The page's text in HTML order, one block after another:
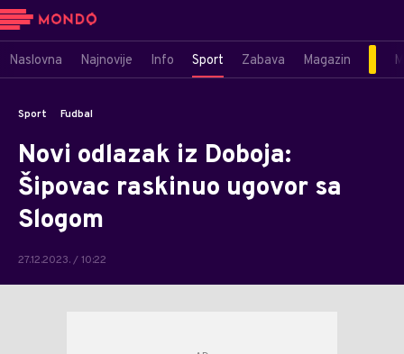
Naslovna Najnovije Info Sport Zabava Magazin
Sport Fudbal
Novi odlazak iz Doboja:
Šipovac raskinuo ugovor sa
Slogom
27.12.2023. / 10:22